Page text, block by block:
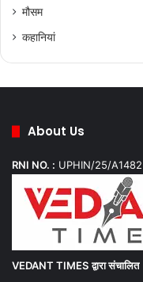
कहानियां
About Us
RNI NO. :UPHIN/25/A1482
VEDANT TIMES द्वारा संचालित